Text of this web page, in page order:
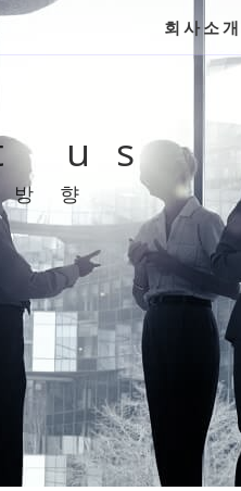
회사소개
us
향